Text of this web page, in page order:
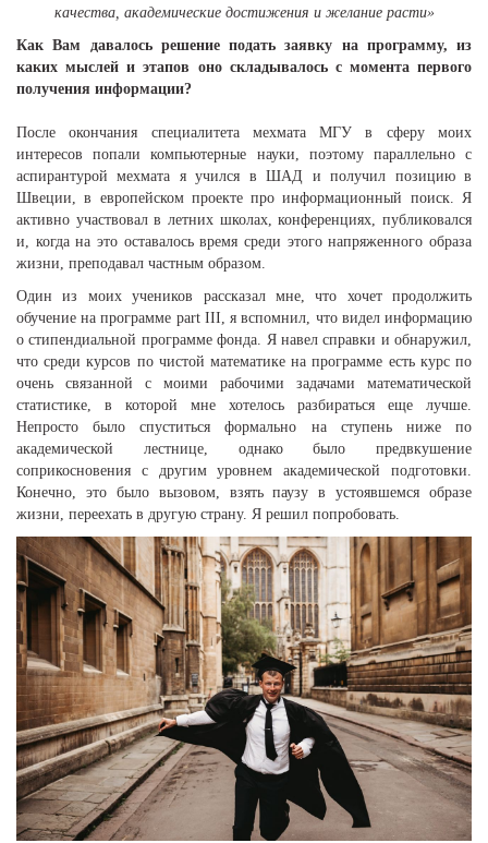
качества, академические достижения и желание расти»
Как Вам давалось решение подать заявку на программу, из
каких мыслей и этапов оно складывалось с момента первого
получения информации?
После окончания специалитета мехмата МГУ в сферу моих
интересов попали компьютерные науки, поэтому параллельно с
аспирантурой мехмата я учился в ШАД и получил позицию в
Швеции, в европейском проекте про информационный поиск. Я
активно участвовал в летних школах, конференциях, публиковался
и, когда на это оставалось время среди этого напряженного образа
жизни, преподавал частным образом.
Один из моих учеников рассказал мне, что хочет продолжить
обучение на программе part III, я вспомнил, что видел информацию
о стипендиальной программе фонда. Я навел справки и обнаружил,
что среди курсов по чистой математике на программе есть курс по
очень связанной с моими рабочими задачами математической
статистике, в которой мне хотелось разбираться еще лучше.
Непросто было спуститься формально на ступень ниже по
академической лестнице, однако было предвкушение
соприкосновения с другим уровнем академической подготовки.
Конечно, это было вызовом, взять паузу в устоявшемся образе
жизни, переехать в другую страну. Я решил попробовать.